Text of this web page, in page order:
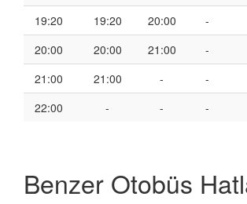
19:20
19:20 20:00 -
20:00
20:00 21:00 -
21:00
21:00 - -
22:00
- - -
Benzer Otobüs